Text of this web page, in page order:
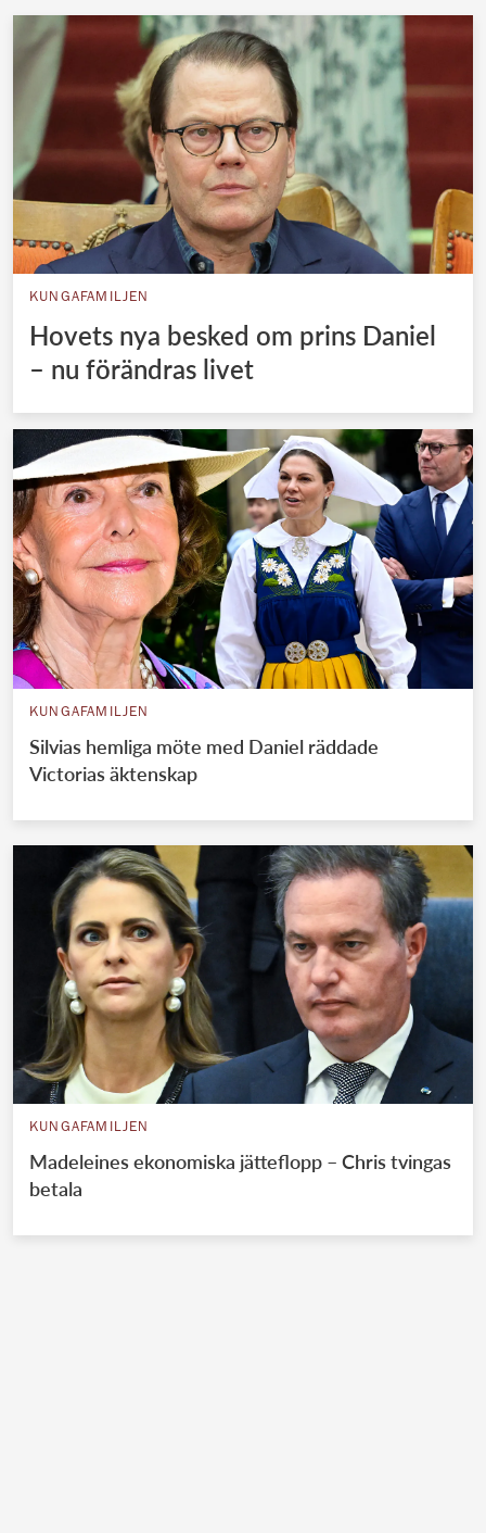
KUNGAFAMILJEN
Hovets nya besked om prins Daniel
– nu förändras livet
KUNGAFAMILJEN
Silvias hemliga möte med Daniel räddade
Victorias äktenskap
KUNGAFAMILJEN
Madeleines ekonomiska jätteflopp – Chris tvingas
betala